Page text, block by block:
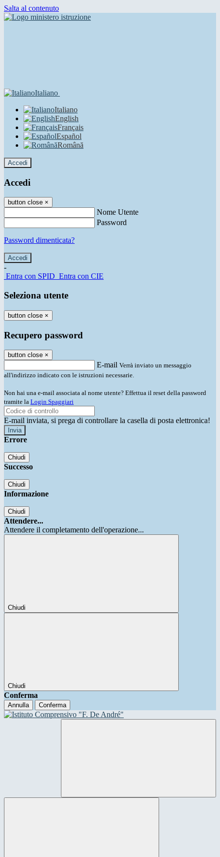
Salta al contenuto
Italiano
Italiano
English
Français
Español
Română
Accedi
Accedi
button close ×
Nome Utente
Password
Password dimenticata?
-
Entra con SPID Entra con CIE
Seleziona utente
button close ×
Recupero password
button close ×
E-mail Verrà inviato un messaggio
all'indirizzo indicato con le istruzioni necessarie.
Non hai una e-mail associata al nome utente? Effettua il reset della password
tramite la Login Spaggiari
E-mail inviata, si prega di controllare la casella di posta elettronica!
Errore
Chiudi
Successo
Chiudi
Informazione
Chiudi
Attendere...
Attendere il completamento dell'operazione...
Chiudi
Chiudi
Conferma
Annulla Conferma